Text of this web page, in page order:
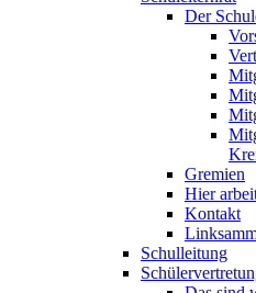
Der
Gremien
Hier
Kontakt
Schulleitung